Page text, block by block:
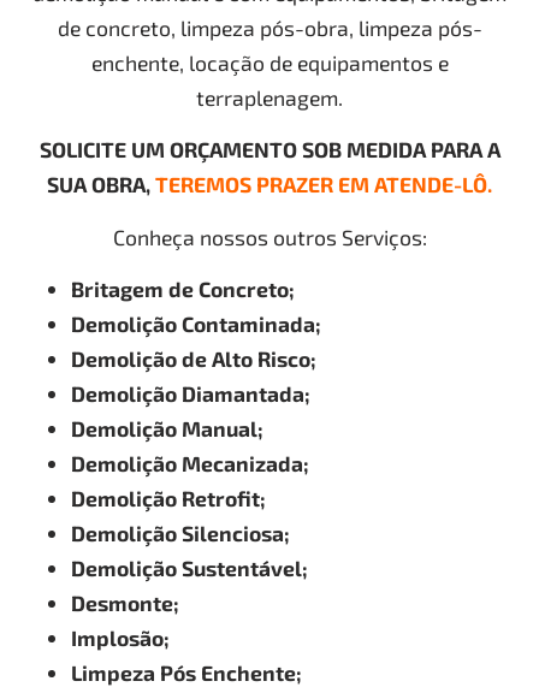
de concreto, limpeza pós-obra, limpeza pós-
enchente, locação de equipamentos e
terraplenagem.
SOLICITE UM ORÇAMENTO SOB MEDIDA PARA A
SUA OBRA,TEREMOS PRAZER EM ATENDE-LÔ.
Conheça nossos outros Serviços:
Britagem de Concreto;
Demolição Contaminada;
Demolição de Alto Risco;
Demolição Diamantada;
Demolição Manual;
Demolição Mecanizada;
Demolição Retrofit;
Demolição Silenciosa;
Demolição Sustentável;
Desmonte;
Implosão;
Limpeza Pós Enchente;